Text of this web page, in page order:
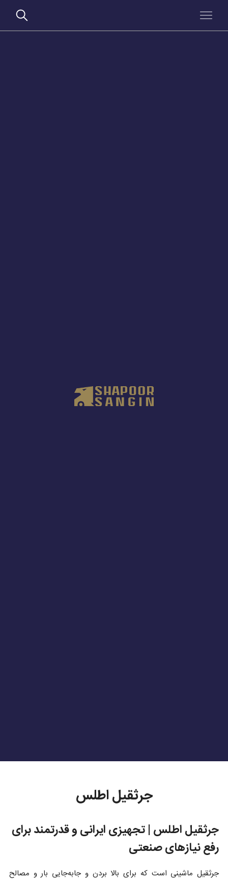
جرثقیل اطلس
جرثقیل اطلس | تجهیزی ایرانی و قدرتمند برای
رفع نیازهای صنعتی
جرثقیل ماشینی است که برای بالا بردن و جا‌به‌جایی بار و مصالح